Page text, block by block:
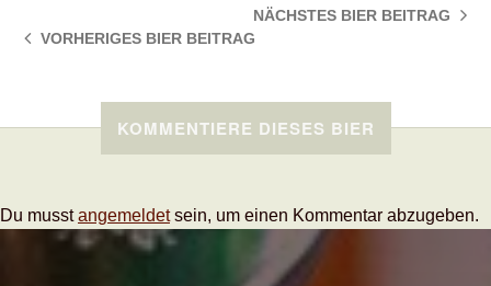
NÄCHSTES BIERBEITRAG
VORHERIGES BIER BEITRAG
KOMMENTIERE DIESES BIER
Du musstangemeldetsein, um einen Kommentar abzugeben.